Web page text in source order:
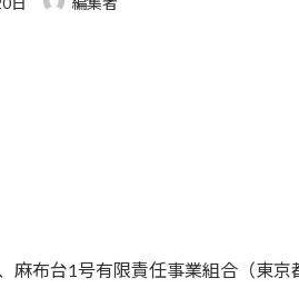
麻布台1号有限責任事業組合（東